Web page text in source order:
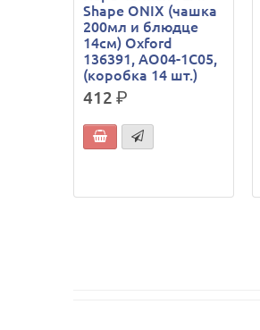
Shape ONIX (чашка
200мл и блюдце
14см) Oxford
136391, AO04-1C05,
(коробка 14 шт.)
412р.